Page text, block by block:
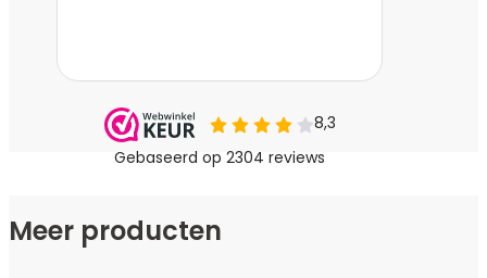
Deze producten kunnen duizenden soorten VOS
uitwasemen, die in de lucht en in onze longen
instituut, dat certificaten uitgeeft aan producten die
duurzaam geproduceerd zijn en dusdanig vrij zijn van
Meer producten